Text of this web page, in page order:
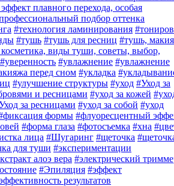
плавного перехода, особая
подбор оттенка
#технология ламинирования
#тушь #тушь для ресниц #тушь,
виды туши, советы, выбор,
#уверенность #увлажнение #увлажнение
перед сном #укладка
#улучшение структуры #уход #Уход за
и ресницами #уход за кожей
за ресницами #уход за собой #уход
формы #флуоресцентный
#форма глаза #фотосъемка #хна
лица #Шугаринг #щеточка
для туши #экспериментации
алоэ вера #электрический
#Эпиляция #эффект
результатов